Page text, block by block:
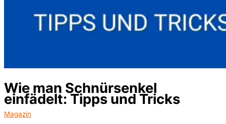
Wie man Schnürsenkel
einfädelt: Tipps und Tricks
Magazin